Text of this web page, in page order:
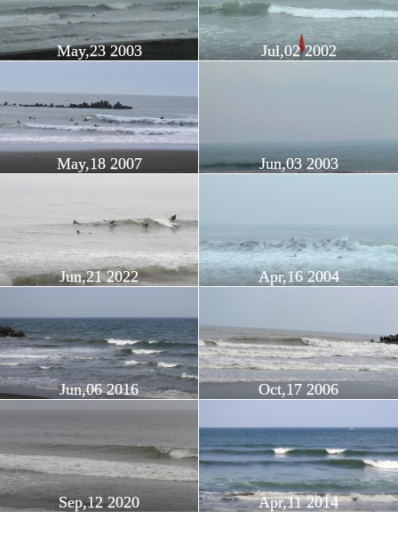
May,23 2003 Jul,02 2002
May,18 2007 Jun,03 2003
Jun,21 2022 Apr,16 2004
Jun,06 2016 Oct,17 2006
Sep,12 2020 Apr,11 2014